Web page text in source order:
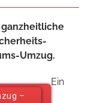
Umzug.
–
Ein